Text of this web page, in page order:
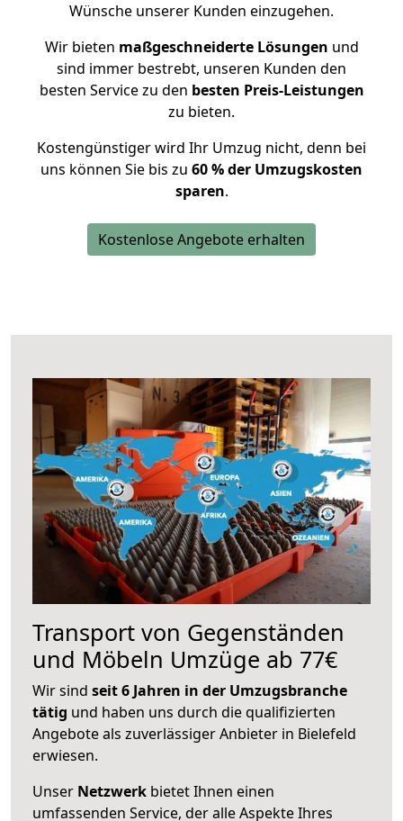
Wünsche unserer Kunden einzugehen.
Wir bieten maßgeschneiderte Lösungen und
sind immer bestrebt, unseren Kunden den
besten Service zu den besten Preis-Leistungen
zu bieten.
Kostengünstiger wird Ihr Umzug nicht, denn bei
uns können Sie bis zu 60 % der Umzugskosten
sparen.
Kostenlose Angebote erhalten
Transport von Gegenständen
und Möbeln Umzüge ab 77€
Wir sind seit 6 Jahren in der Umzugsbranche
tätig und haben uns durch die qualifizierten
Angebote als zuverlässiger Anbieter in Bielefeld
erwiesen.
Unser Netzwerk bietet Ihnen einen
umfassenden Service, der alle Aspekte Ihres